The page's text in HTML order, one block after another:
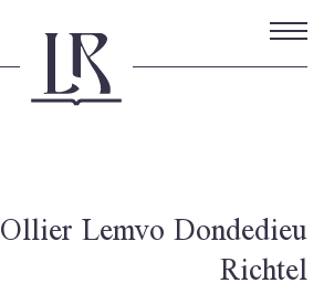
تجاوز
إلى
المحتوى
Ollier Lemvo Dondedieu
Richtel